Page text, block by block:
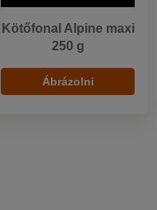
Kötőfonal Alpine maxi
250 g
Ábrázolni